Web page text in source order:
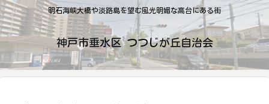
明石海峡大橋や淡路島を望む風光明媚な高台にある街
神戸市垂水区 つつじが丘自治会